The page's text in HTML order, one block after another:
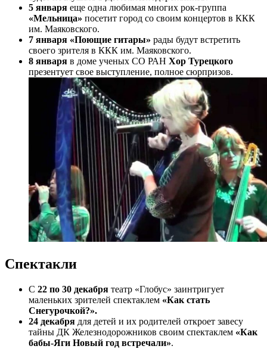
5 января еще одна любимая многих рок-группа
«Мельница» посетит город со своим концертов в ККК
им. Маяковского.
7 января «Поющие гитары» рады будут встретить
своего зрителя в ККК им. Маяковского.
8 января в доме ученых СО РАН Хор Турецкого
презентует свое выступление, полное сюрпризов.
Спектакли
С 22 по 30 декабря театр «Глобус» заинтригует
маленьких зрителей спектаклем «Как стать
Снегурочкой?».
24 декабря для детей и их родителей откроет завесу
тайны ДК Железнодорожников своим спектаклем «Как
бабы-Яги Новый год встречали».